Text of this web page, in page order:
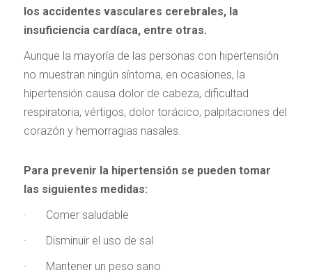
los accidentes vasculares cerebrales, la
insuficiencia cardíaca, entre otras.
Aunque la mayoría de las personas con hipertensión
no muestran ningún síntoma, en ocasiones, la
hipertensión causa dolor de cabeza, dificultad
respiratoria, vértigos, dolor torácico, palpitaciones del
corazón y hemorragias nasales.
Para prevenir la hipertensión se pueden tomar
las siguientes medidas:
· Comer saludable
· Disminuir el uso de sal
· Mantener un peso sano